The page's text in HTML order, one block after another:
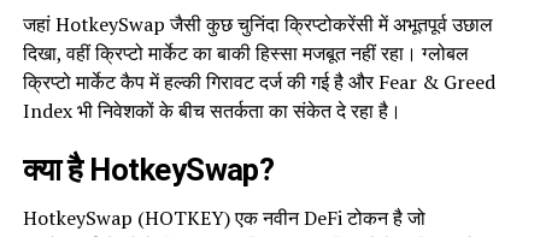
जहां HotkeySwap जैसी कुछ चुनिंदा क्रिप्टोकरेंसी में अभूतपूर्व उछाल
दिखा, वहीं क्रिप्टो मार्केट का बाकी हिस्सा मजबूत नहीं रहा। ग्लोबल
क्रिप्टो मार्केट कैप में हल्की गिरावट दर्ज की गई है और Fear & Greed
Index भी निवेशकों के बीच सतर्कता का संकेत दे रहा है।
क्या है HotkeySwap?
HotkeySwap (HOTKEY) एक नवीन DeFi टोकन है जो